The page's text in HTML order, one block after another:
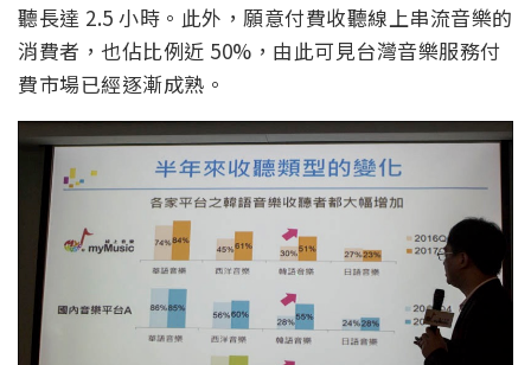
聽長達 2.5 小時。此外，願意付費收聽線上串流音樂的
消費者，也佔比例近 50%，由此可見台灣音樂服務付
費市場已經逐漸成熟。